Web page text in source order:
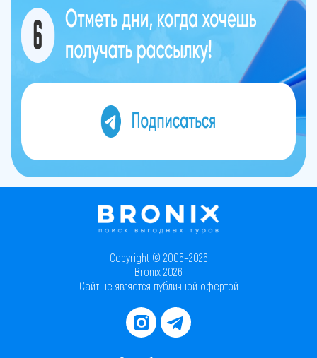
Copyright © 2005–2026
Bronix 2026
Сайт не является публичной офертой